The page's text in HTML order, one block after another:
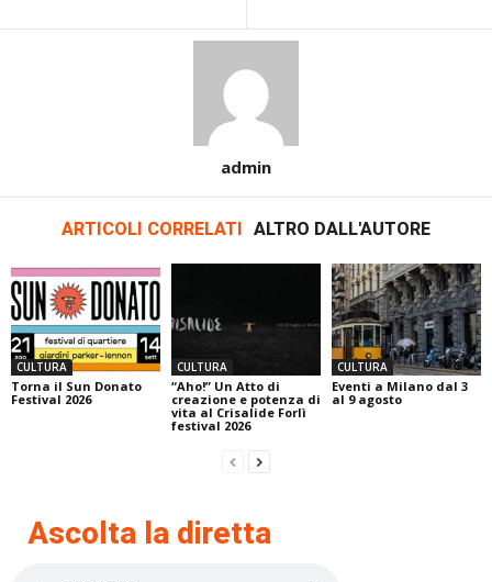
admin
ARTICOLI CORRELATI ALTRO DALL'AUTORE
CULTURA
Torna il Sun Donato
Festival 2026
CULTURA
“Aho!” Un Atto di
creazione e potenza di
vita al Crisalide Forlì
festival 2026
CULTURA
Eventi a Milano dal 3
al 9 agosto
Ascolta la diretta